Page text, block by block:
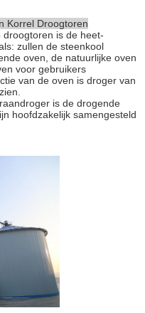
Korrel Droogtoren
is de heet-
zullen de steenkool
oven, de natuurlijke oven
voor gebruikers
van de oven is droger van
is de drogende
hoofdzakelijk samengesteld